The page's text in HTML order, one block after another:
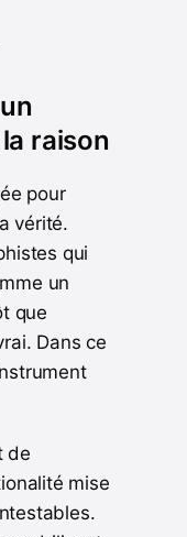
raison
pour
vérité.
qui
un
que
Dans ce
de
mise